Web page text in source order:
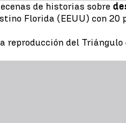
de historias sobre
Florida (EEUU) con 20
reproducción del Triángulo